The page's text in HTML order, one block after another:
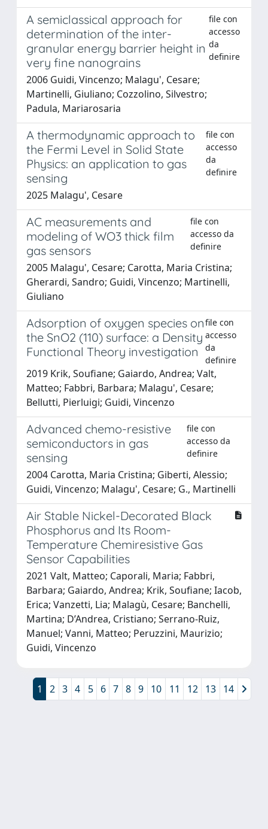
A semiclassical approach for
determination of the inter-
granular energy barrier height in
very fine nanograins
file con
accesso
da
definire
2006 Guidi, Vincenzo; Malagu', Cesare;
Martinelli, Giuliano; Cozzolino, Silvestro;
Padula, Mariarosaria
A thermodynamic approach to
the Fermi Level in Solid State
Physics: an application to gas
sensing
file con
accesso
da
definire
2025 Malagu', Cesare
AC measurements and
modeling of WO3 thick film
gas sensors
file con
accesso da
definire
2005 Malagu', Cesare; Carotta, Maria Cristina;
Gherardi, Sandro; Guidi, Vincenzo; Martinelli,
Giuliano
Adsorption of oxygen species on
the SnO2 (110) surface: a Density
Functional Theory investigation
file con
accesso
da
definire
2019 Krik, Soufiane; Gaiardo, Andrea; Valt,
Matteo; Fabbri, Barbara; Malagu', Cesare;
Bellutti, Pierluigi; Guidi, Vincenzo
Advanced chemo-resistive
semiconductors in gas
sensing
file con
accesso da
definire
2004 Carotta, Maria Cristina; Giberti, Alessio;
Guidi, Vincenzo; Malagu', Cesare; G., Martinelli
Air Stable Nickel-Decorated Black
Phosphorus and Its Room-
Temperature Chemiresistive Gas
Sensor Capabilities
2021 Valt, Matteo; Caporali, Maria; Fabbri,
Barbara; Gaiardo, Andrea; Krik, Soufiane; Iacob,
Erica; Vanzetti, Lia; Malagù, Cesare; Banchelli,
Martina; D’Andrea, Cristiano; Serrano-Ruiz,
Manuel; Vanni, Matteo; Peruzzini, Maurizio;
Guidi, Vincenzo
1 2 3 4 5 6 7 8 9 10 11 12 13 14